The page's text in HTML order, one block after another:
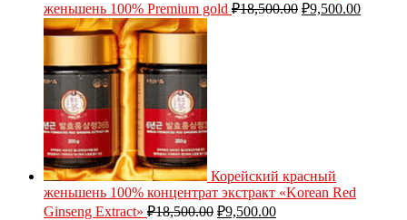
женьшень 100% Premium gold ₽18,500.00 ₽9,500.00
Корейский красный
женьшень 100% концентрат экстракт «Korean Red
Ginseng Extract» ₽18,500.00 ₽9,500.00